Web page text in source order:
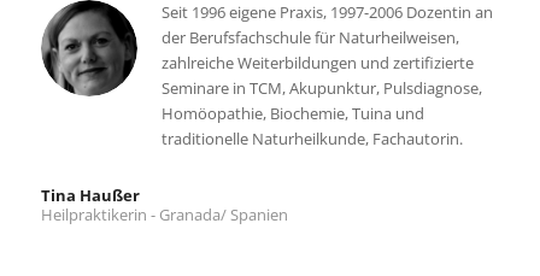
Seit 1996 eigene Praxis, 1997-2006 Dozentin an
der Berufsfachschule für Naturheilweisen,
zahlreiche Weiterbildungen und zertifizierte
Seminare in TCM, Akupunktur, Pulsdiagnose,
Homöopathie, Biochemie, Tuina und
traditionelle Naturheilkunde, Fachautorin.
Tina Haußer
Heilpraktikerin - Granada/ Spanien